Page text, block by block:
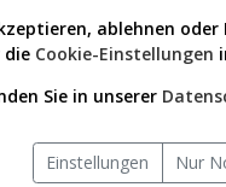
ablehnen
die Cookie-Einstellungen
Sie in unserer
Einstellungen Nur